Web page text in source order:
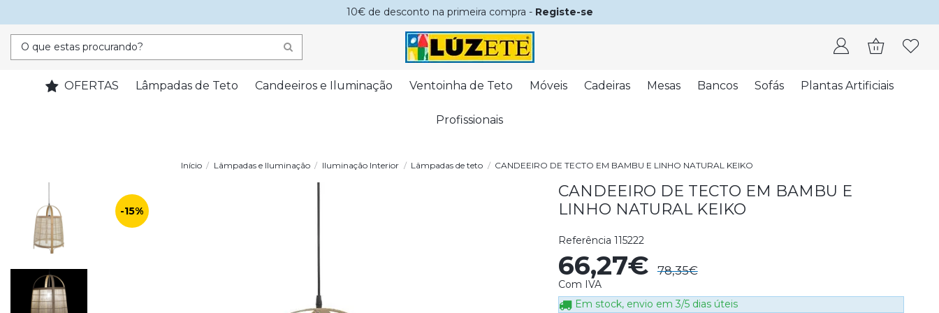
10€ de desconto na primeira compra - Registe-se
OFERTAS Lâmpadas de Teto Candeeiros e Iluminação Ventoinha de Teto Móveis Cadeiras Mesas Bancos Sofás Plantas Artificiais
Profissionais
Início Lâmpadas e Iluminação Iluminação Interior Lâmpadas de teto CANDEEIRO DE TECTO EM BAMBU E LINHO NATURAL KEIKO
-15%
CANDEEIRO DE TECTO EM BAMBU E
LINHO NATURAL KEIKO
Referência 115222
66,27€ 78,35€
Com IVA
Em stock, envio em 3/5 dias úteis